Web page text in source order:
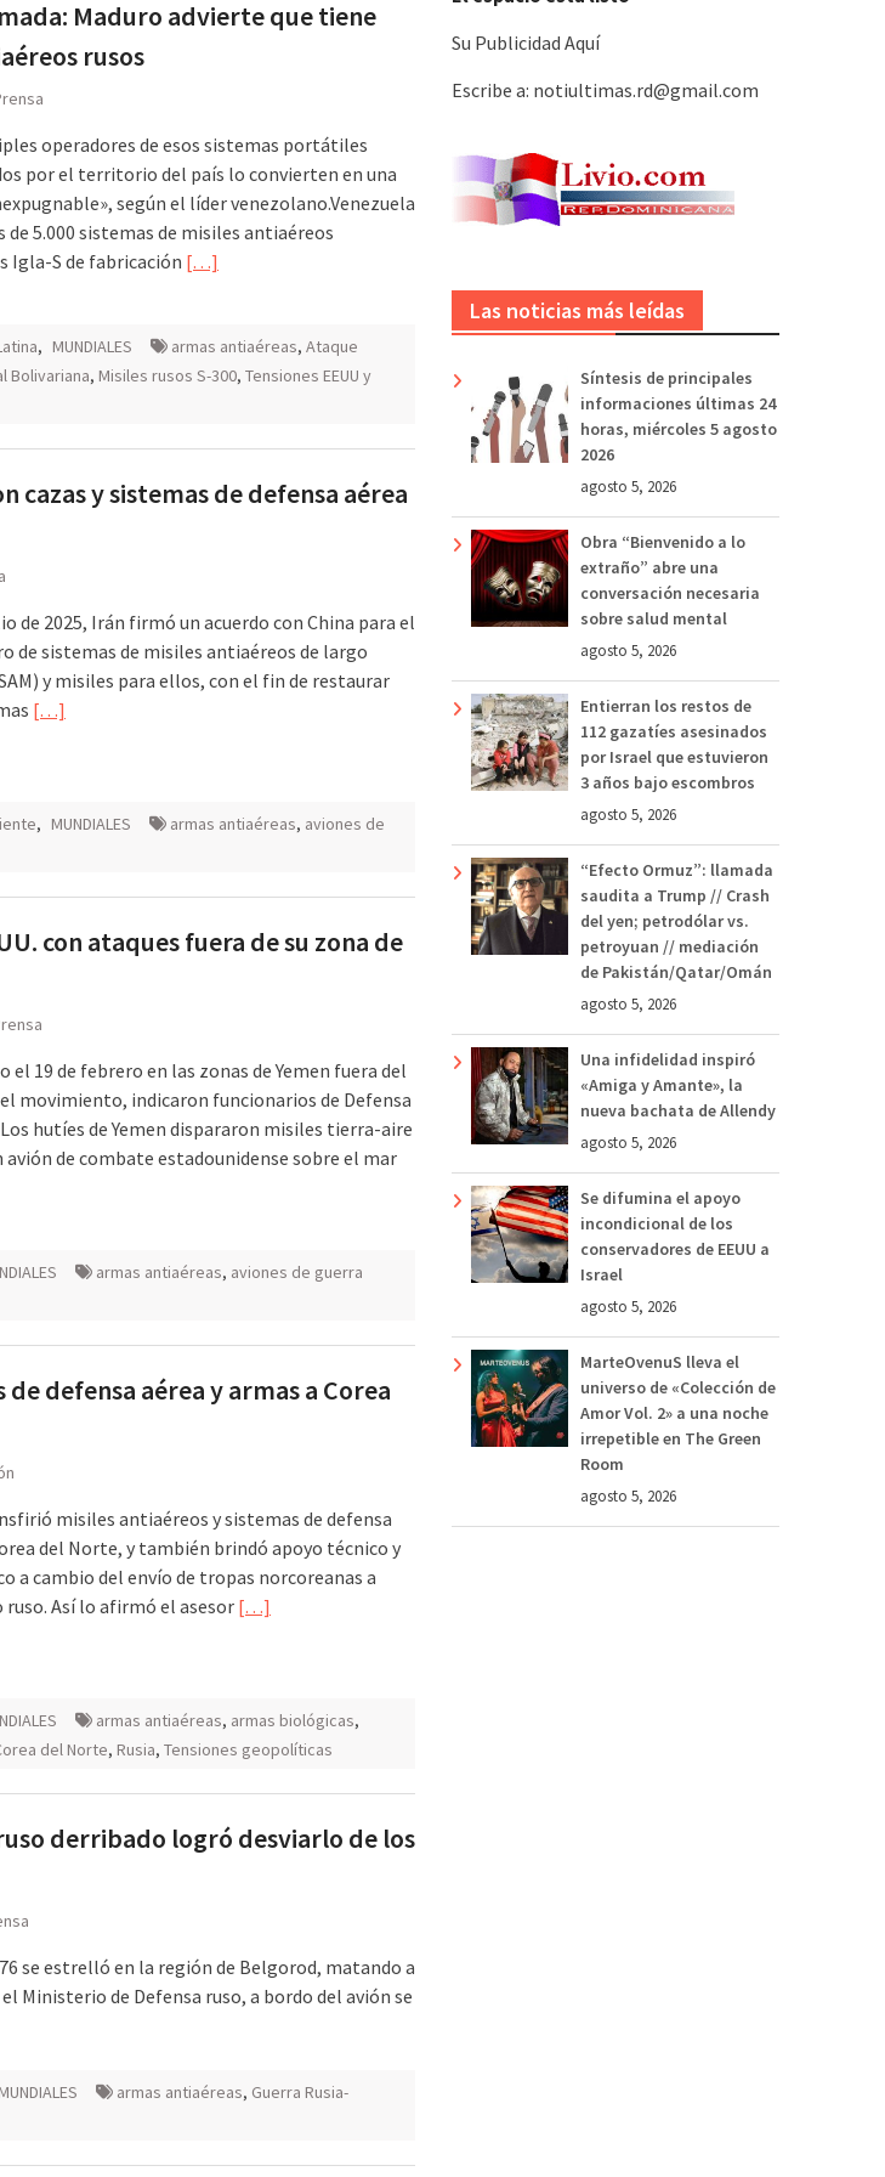
Maduro advierte que tiene
rusos
operadores de esos sistemas portátiles
por el territorio del país lo convierten en una
según el líder venezolano.Venezuela
de 5.000 sistemas de misiles antiaéreos
Igla-S de fabricación […]
, MUNDIALES armas antiaéreas, Ataque
Bolivariana, Misiles rusos S-300, Tensiones EEUU y
cazas y sistemas de defensa aérea
de 2025, Irán firmó un acuerdo con China para el
de sistemas de misiles antiaéreos de largo
y misiles para ellos, con el fin de restaurar
[…]
, MUNDIALES armas antiaéreas, aviones de
con ataques fuera de su zona de
el 19 de febrero en las zonas de Yemen fuera del
movimiento, indicaron funcionarios de Defensa
hutíes de Yemen dispararon misiles tierra-aire
avión de combate estadounidense sobre el mar
armas antiaéreas, aviones de guerra
defensa aérea y armas a Corea
misiles antiaéreos y sistemas de defensa
del Norte, y también brindó apoyo técnico y
a cambio del envío de tropas norcoreanas a
Así lo afirmó el asesor […]
armas antiaéreas, armas biológicas,
del Norte, Rusia, Tensiones geopolíticas
derribado logró desviarlo de los
se estrelló en la región de Belgorod, matando a
Ministerio de Defensa ruso, a bordo del avión se
armas antiaéreas, Guerra Rusia-
Su Publicidad Aquí
Escribe a: notiultimas.rd@gmail.com
Las noticias más leídas
Síntesis de principales
informaciones últimas 24
horas, miércoles 5 agosto
2026
agosto 5, 2026
Obra “Bienvenido a lo
extraño” abre una
conversación necesaria
sobre salud mental
agosto 5, 2026
Entierran los restos de
112 gazatíes asesinados
por Israel que estuvieron
3 años bajo escombros
agosto 5, 2026
“Efecto Ormuz”: llamada
saudita a Trump // Crash
del yen; petrodólar vs.
petroyuan // mediación
de Pakistán/Qatar/Omán
agosto 5, 2026
Una infidelidad inspiró
«Amiga y Amante», la
nueva bachata de Allendy
agosto 5, 2026
Se difumina el apoyo
incondicional de los
conservadores de EEUU a
Israel
agosto 5, 2026
MarteOvenuS lleva el
universo de «Colección de
Amor Vol. 2» a una noche
irrepetible en The Green
Room
agosto 5, 2026